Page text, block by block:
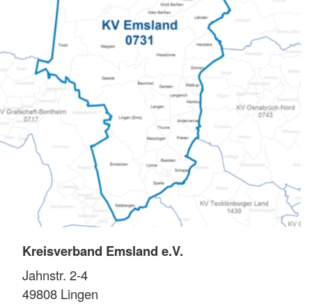
Kreisverband Emsland e.V.
Jahnstr. 2-4
49808 Lingen